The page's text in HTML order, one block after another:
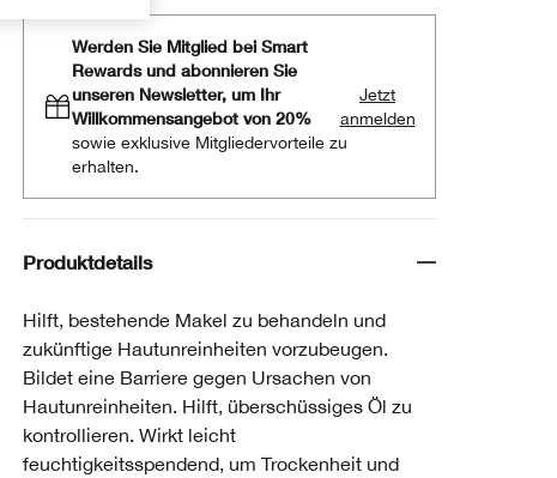
Werden Sie Mitglied bei Smart
Rewards und abonnieren Sie
unseren Newsletter, um Ihr
Willkommensangebot von 20%
sowie exklusive Mitgliedervorteile zu
erhalten.
Jetzt
anmelden
Produktdetails
Hilft, bestehende Makel zu behandeln und
zukünftige Hautunreinheiten vorzubeugen.
Bildet eine Barriere gegen Ursachen von
Hautunreinheiten. Hilft, überschüssiges Öl zu
kontrollieren. Wirkt leicht
feuchtigkeitsspendend, um Trockenheit und